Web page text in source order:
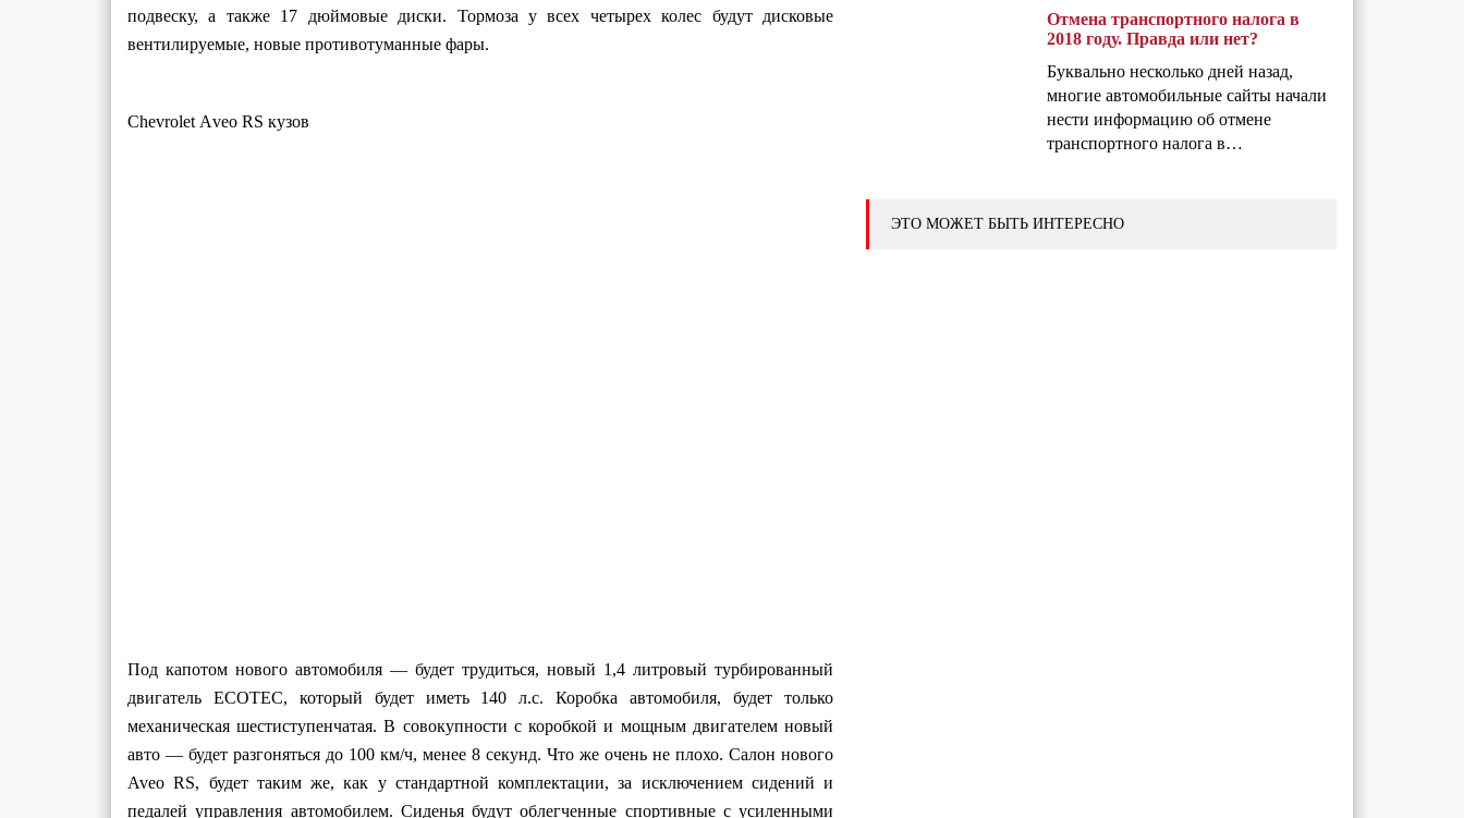
подвеску, а также 17 дюймовые диски. Тормоза у всех четырех колес будут дисковые
вентилируемые, новые противотуманные фары.
Chevrolet Аveo RS кузов
Под капотом нового автомобиля — будет трудиться, новый 1,4 литровый турбированный
двигатель ECOTEC, который будет иметь 140 л.с. Коробка автомобиля, будет только
механическая шестиступенчатая. В совокупности с коробкой и мощным двигателем новый
авто — будет разгоняться до 100 км/ч, менее 8 секунд. Что же очень не плохо. Салон нового
Aveo RS, будет таким же, как у стандартной комплектации, за исключением сидений и
педалей управления автомобилем. Сиденья будут облегченные спортивные с усиленными
Отмена транспортного налога в
2018 году. Правда или нет?
Буквально несколько дней назад,
многие автомобильные сайты начали
нести информацию об отмене
транспортного налога в…
ЭТО МОЖЕТ БЫТЬ ИНТЕРЕСНО